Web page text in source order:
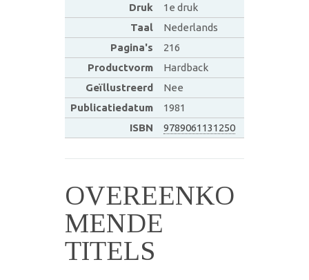
Druk
1e druk
Taal
Nederlands
Pagina's
216
Productvorm
Hardback
Geïllustreerd
Nee
Publicatiedatum
1981
ISBN
9789061131250
OVEREENKO
MENDE
TITELS